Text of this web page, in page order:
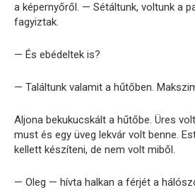
a képernyőről. — Sétáltunk, voltunk a
fagyiztak.
— És ebédeltek is?
— Találtunk valamit a hűtőben.
Aljona bekukucskált a hűtőbe. Üres
must és egy üveg lekvár volt benne.
kellett készíteni, de nem volt miből.
— Oleg — hívta halkan a férjét a